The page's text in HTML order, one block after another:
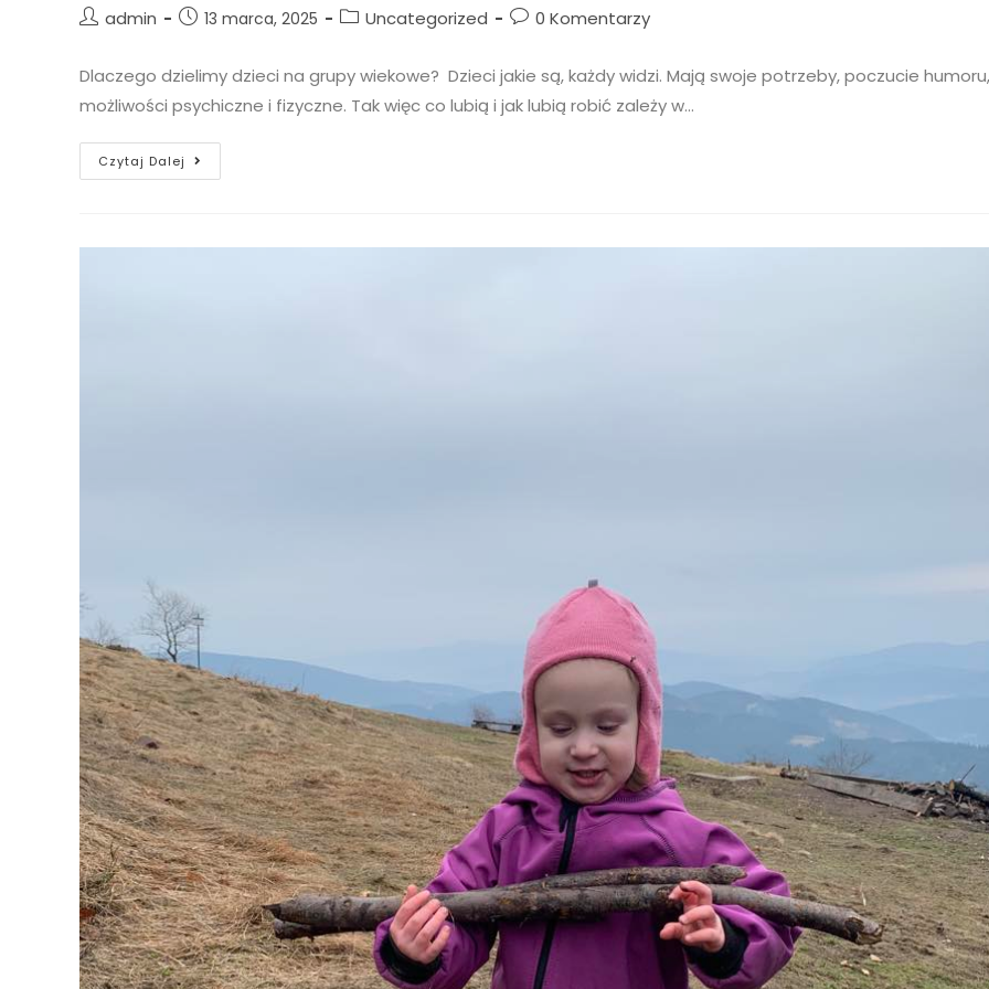
admin 13 marca, 2025 Uncategorized 0 Komentarzy
Dlaczego dzielimy dzieci na grupy wiekowe? Dzieci jakie są, każdy widzi. Mają swoje potrzeby, poczucie humoru,
możliwości psychiczne i fizyczne. Tak więc co lubią i jak lubią robić zależy w…
Czytaj Dalej